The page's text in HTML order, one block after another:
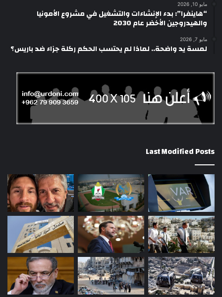
مايو 10, 2026
“هاينفرا”: بدء الإنشاءات والتشغيل في مشروع الأمونيا
والهيدروجين الأخضر عام 2030
مايو 7, 2026
لمسة يد واضحة.. لماذا لم يحتسب الحكم ركلة جزاء ضد باريس؟
Last Modified Posts